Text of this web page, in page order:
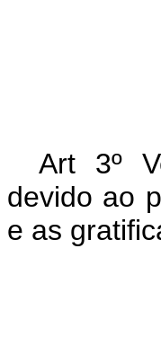
Art 3º
devido ao
e as